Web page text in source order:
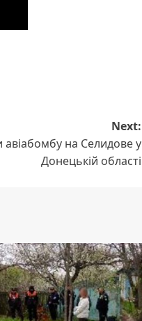
Next:
авіабомбу на Селидове у
Донецькій області